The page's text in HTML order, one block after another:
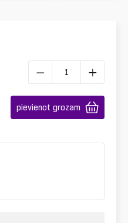
pievienot grozam